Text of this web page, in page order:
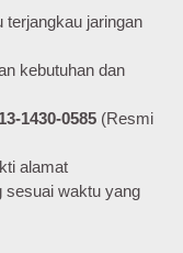
terjangkau jaringan
kebutuhan dan
1430-0585 (Resmi
alamat
sesuai waktu yang